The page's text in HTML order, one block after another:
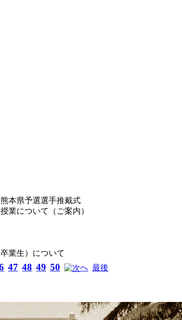
本県予選選手推戴式
業について（ご案内）
業生）について
47 48 49 50 へ 最後